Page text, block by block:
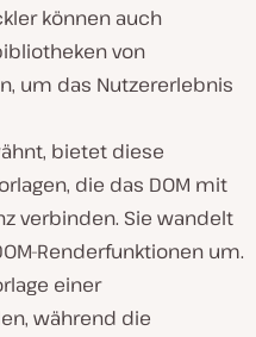
können auch
von
um das Nutzererlebnis
bietet diese
die das DOM mit
verbinden. Sie wandelt
Renderfunktionen um.
einer
während die